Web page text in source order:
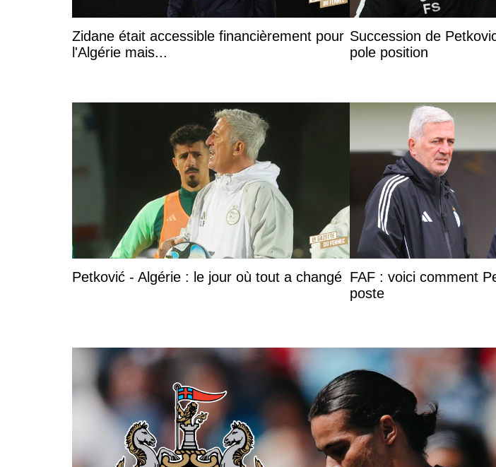
Zidane était accessible financièrement pour
l'Algérie mais...
Succession de
pole position
Petković - Algérie : le jour où tout a changé FAF : voici comment
poste